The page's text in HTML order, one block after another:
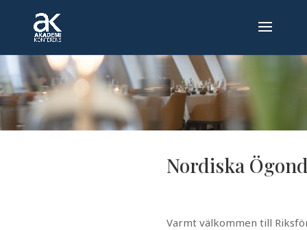
Nordiska
Varmt välkommen till